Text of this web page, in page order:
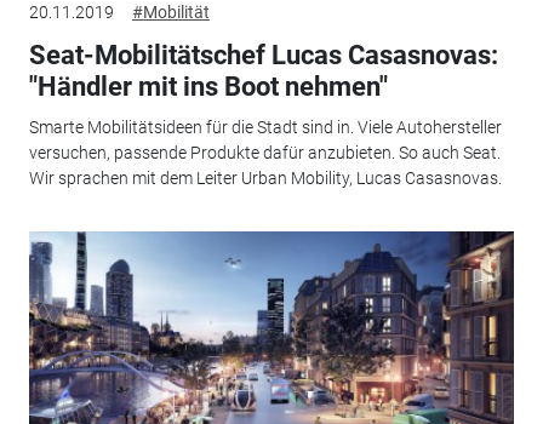
20.11.2019 #Mobilität
Seat-Mobilitätschef Lucas Casasnovas:
"Händler mit ins Boot nehmen"
Smarte Mobilitätsideen für die Stadt sind in. Viele Autohersteller
versuchen, passende Produkte dafür anzubieten. So auch Seat.
Wir sprachen mit dem Leiter Urban Mobility, Lucas Casasnovas.